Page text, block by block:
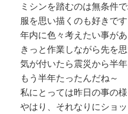
ミシンを踏むのは無条件で
服を思い描くのも好きで
年内に色々考えたい事があ
きっと作業しながら先を
気が付いたら震災から半年
もう半年たったんだね～
私にとっては昨日の事の様
やはり、それなりにショ